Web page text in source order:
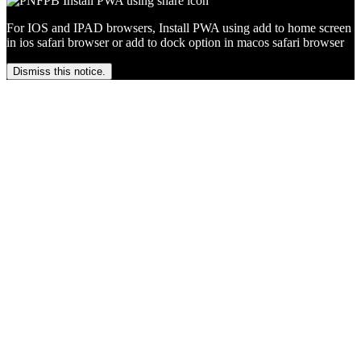
For IOS and IPAD browsers, Install PWA using add to home screen
in ios safari browser or add to dock option in macos safari browser
Dismiss this notice.